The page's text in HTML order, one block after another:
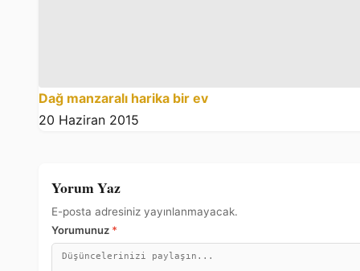
Dağ manzaralı harika bir ev
20 Haziran 2015
Yorum Yaz
E-posta adresiniz yayınlanmayacak.
Yorumunuz *